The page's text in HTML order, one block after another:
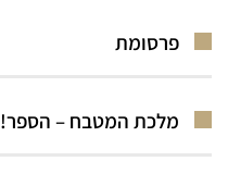
פרסומת
מלכת המטבח – הספר!